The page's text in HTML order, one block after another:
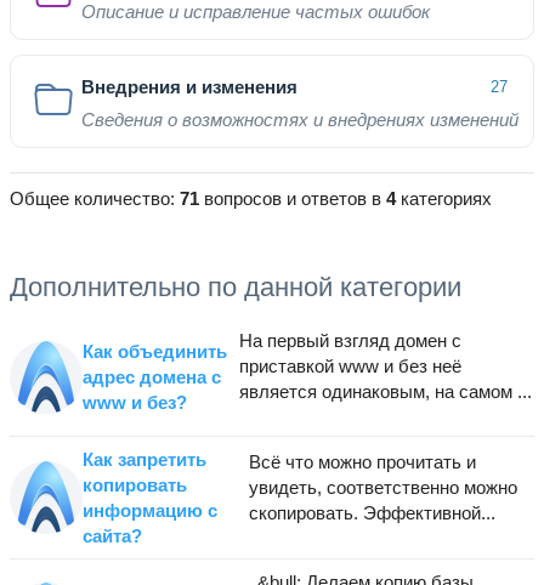
Описание и исправление частых ошибок
Внедрения и изменения 27
Сведения о возможностях и внедрениях изменений
Общее количество: 71 вопросов и ответов в 4категориях
Дополнительно по данной категории
Как объединить
адрес домена с
www и без?
На первый взгляд домен с
приставкой www и без неё
является одинаковым, на самом ...
Как запретить
копировать
информацию с
сайта?
Всё что можно прочитать и
увидеть, соответственно можно
скопировать. Эффективной...